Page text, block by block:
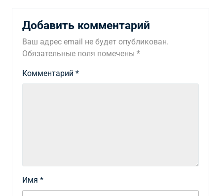
Добавить комментарий
Ваш адрес email не будет опубликован.
Обязательные поля помечены *
Комментарий *
Имя *